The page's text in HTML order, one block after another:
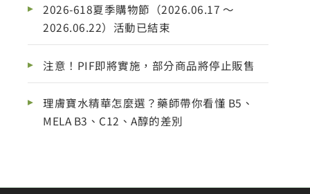
2026-618夏季購物節（2026.06.17 ～
2026.06.22）活動已結束
注意！PIF即將實施，部分商品將停止販售
理膚寶水精華怎麼選？藥師帶你看懂 B5、
MELA B3、C12、A醇的差別